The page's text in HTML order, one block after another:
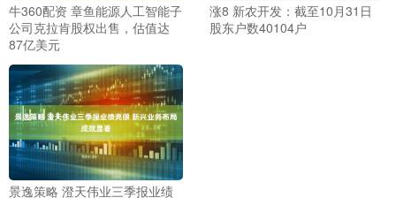
牛360配资 章鱼能源人工智能子
公司克拉肯股权出售，估值达
87亿美元
涨8 新农开发：截至10月31日
股东户数40104户
景逸策略 澄天伟业三季报业绩